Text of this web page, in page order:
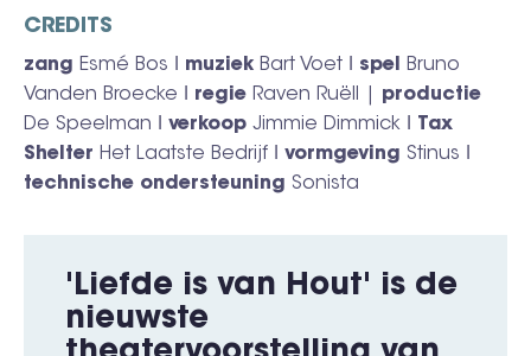
CREDITS
zang Esmé Bos ǀ muziek Bart Voet ǀ spel
Bruno
Vanden Broecke ǀ regie Raven Ruëll | productie
De Speelman ǀ verkoop Jimmie Dimmick ǀ Tax
Shelter Het Laatste Bedrijf ǀ vormgeving Stinus ǀ
technische ondersteuning Sonista
'Liefde is van Hout' is de
nieuwste